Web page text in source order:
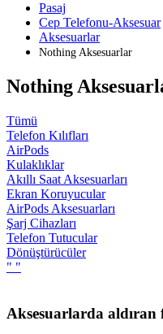
Pasaj
Cep Telefonu-Aksesuar
Aksesuarlar
Nothing Aksesuarlar
Nothing
Tümü
Telefon Kılıfları
AirPods
Kulaklıklar
Akıllı Saat Aksesuarları
Ekran Koruyucular
AirPods Aksesuarları
Şarj Cihazları
Telefon Tutucular
Dönüştürücüler
" "
Aksesuarlarda aldıran